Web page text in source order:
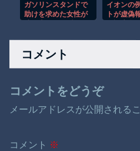
ガソリンスタンドで
助けを求めた女性が
イオンの
トが虚偽
を取りに
コメント
コメントをどうぞ
メールアドレスが公開される
コメント ※